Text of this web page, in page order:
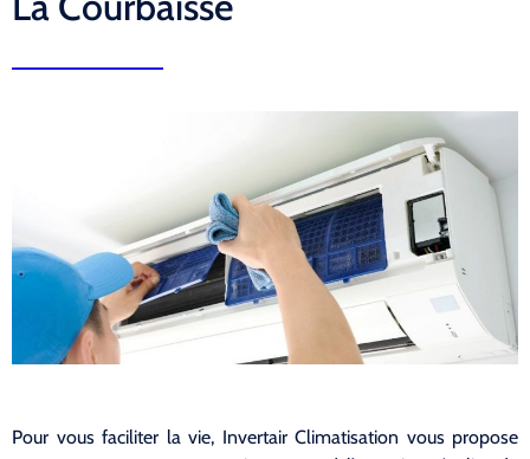
Pour vous faciliter la vie, Invertair Climatisation vous propose